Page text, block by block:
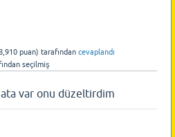
puan) tarafından cevaplandı
seçilmiş
var onu düzeltirdim